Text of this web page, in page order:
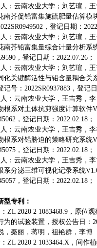
人：云南农业大学；刘艺瑄，王
南芥促铅富集施硫肥量估算模
，登记日期：
人：云南农业大学；刘艺瑄，王
南芥铅富集量综合计量分析系
，登记日期： 2022.07.26；
：云南农业大学；刘艺瑄，王
化关键酶活性与铅含量耦合关
记号： 2022SR0937883，登记日
：云南农业大学，王吉秀，
根系对土体抗剪强度计算软件
，登记日期： 2022.02.18；
：云南农业大学，王吉秀，
根系对铅胁迫的策略研究系统
，登记日期： 2022.02.18；
：云南农业大学，王吉秀，
系分泌三维可视化记录系统
，登记日期： 2022.02.18；
型专利：
ZL 2020 2 1083468.9，原位观
为的试验装置，授权公告日：
，秦丽，蒋明，祖艳群，李博
ZL 2020 2 1033464.X，间作